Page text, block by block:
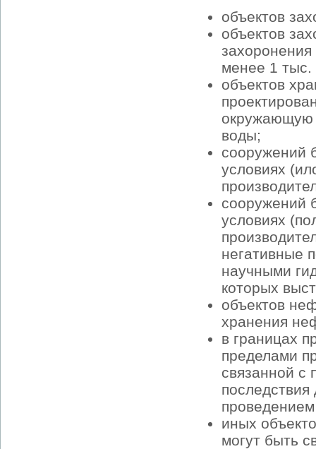
объектов
объектов
менее 1 тыс.
объектов
окружающую
воды;
сооружений
условиях
сооружений
условиях
негативные
научными
которых
объектов
хранения
в границах
пределами
связанной с
иных
могут быть